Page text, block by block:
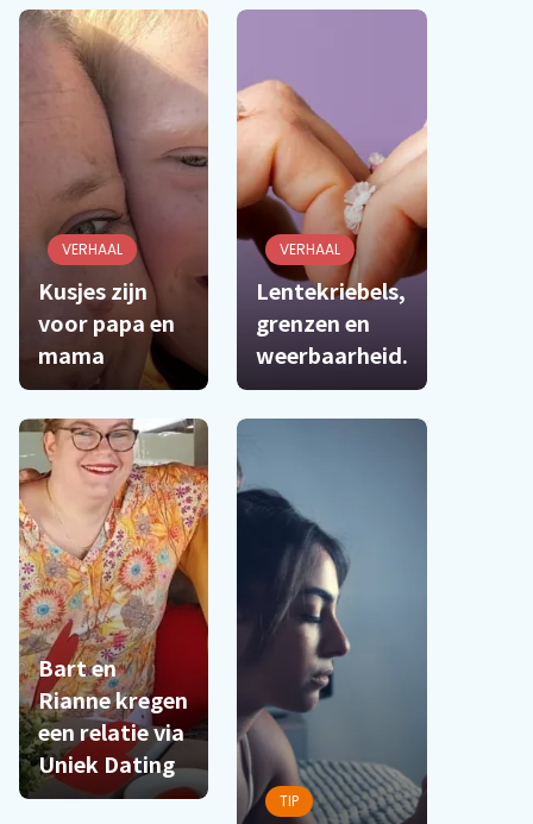
VERHAAL
Kusjes zijn
voor papa en
mama
VERHAAL
Lentekriebels,
grenzen en
weerbaarheid.
Bart en
Rianne kregen
een relatie via
Uniek Dating
TIP